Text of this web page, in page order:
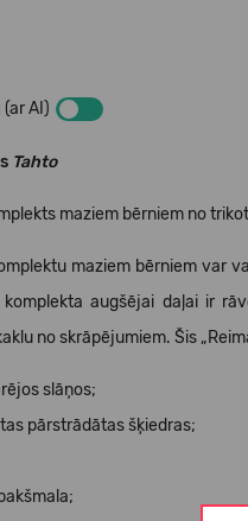
AI)
Tahto
maziem bērniem no
maziem bērniem var
augšējai daļai ir
no skrāpējumiem. Šis
slāņos;
pārstrādātas šķiedras;